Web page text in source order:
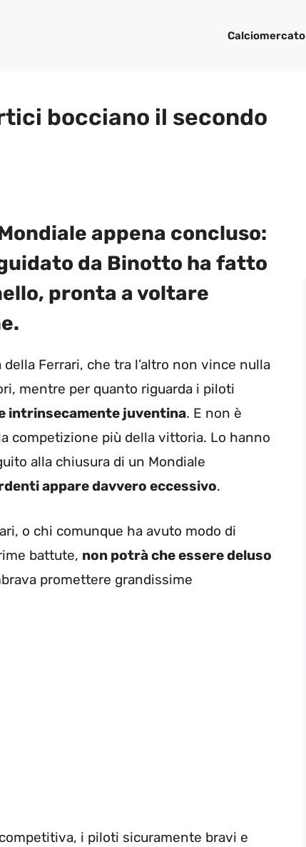
Calciomercato
bocciano il secondo
appena concluso:
da Binotto ha fatto
pronta a voltare
Ferrari, che tra l’altro non vince nulla
mentre per quanto riguarda i piloti
intrinsecamente juventina. E non è
competizione più della vittoria. Lo hanno
alla chiusura di un Mondiale
appare davvero eccessivo.
o chi comunque ha avuto modo di
battute, non potrà che essere deluso
promettere grandissime
i piloti sicuramente bravi e